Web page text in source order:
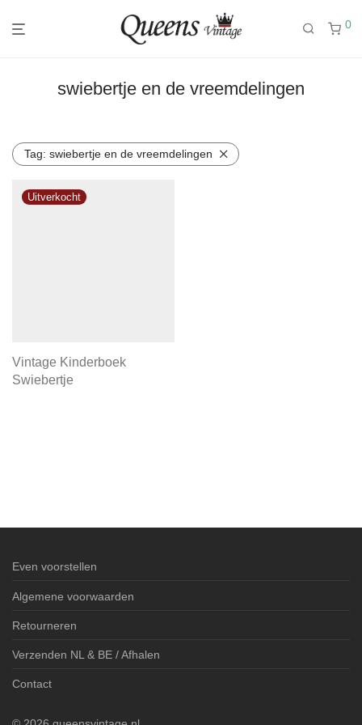
0
swiebertje en de vreemdelingen
Tag: swiebertje en de vreemdelingen
Vintage Kinderboek
Swiebertje
Even voorstellen
Algemene voorwaarden
Retourneren
Verzenden NL & BE / Afhalen
Contact